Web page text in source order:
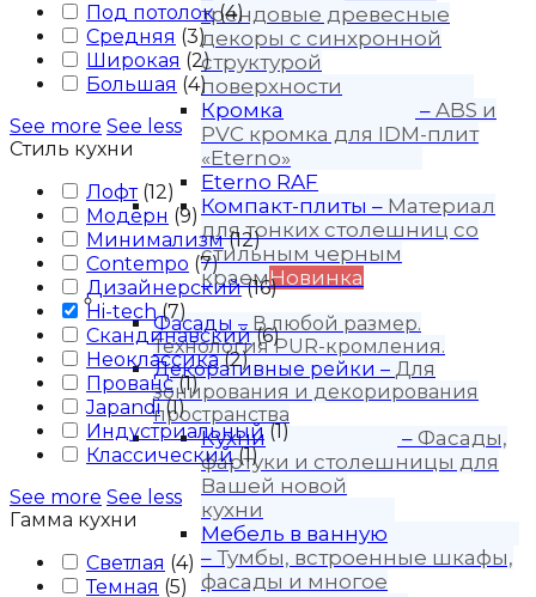
трендовые древесные
декоры с синхронной
структурой
поверхности
Кромка
– ABS и
PVC кромка для IDM-плит
«Eterno»
Eterno RAF
Компакт-плиты – Материал
для тонких столешниц со
стильным черным
краемНовинка
Продукция
Фасады – В любой размер.
Технология PUR-кромления.
Декоративные рейки – Для
зонирования и декорирования
пространства
Кухни – Фасады,
фартуки и столешницы для
Вашей новой
кухни
Мебель в ванную
– Тумбы, встроенные шкафы,
фасады и многое
Под потолок (4)
Средняя (3)
Широкая (2)
Большая (4)
See more See less
Стиль кухни
Лофт (12)
Модерн (9)
Минимализм (12)
Contempo (7)
Дизайнерский (16)
Hi-tech (7)
Скандинавский (6)
Неоклассика (2)
Прованс (1)
Japandi (1)
Индустриальный (1)
Классический (1)
See more See less
Гамма кухни
Светлая (4)
Темная (5)